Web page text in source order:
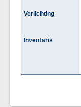
Verlichting
Inventaris